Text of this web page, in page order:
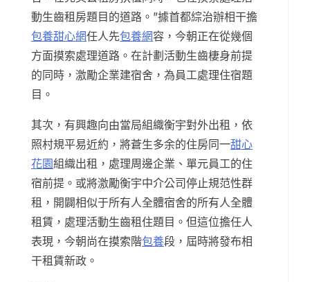
動生齒租房題目的道路。”據首都綜治辦相干擔
包養甜心網任人先包養網容，今朝正在從幾個
方面摸索處理道路。在計劃活動生齒棲身前提
的同時，激勵企業建宿舍，為員工處理住宿題
目。
其次，有興趣向由當局組織衡宇對外出租，依
照村規平易近約，將蒼生多余的住房同一甜心
花園組織出租，處理周邊企業、單元員工的住
宿前提。或將激勵衡宇中介公司停止規范性群
租，開闢相似于所有人全體宿舍的所有人全體
租賃，處理活動生齒租住題目。但這位擔任人
表現，今朝尚在摸索階包養段，屆時將發布相
干租賃新政。